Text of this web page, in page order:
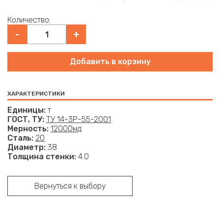
Количество
- +
ХАРАКТЕРИСТИКИ
Единицы т
ГОСТ, ТУ ТУ 14-3Р-55-2001
Мерность 12000мд
Сталь 20
Диаметр 38
Толщина стенки 4.0
Вернуться к выбору